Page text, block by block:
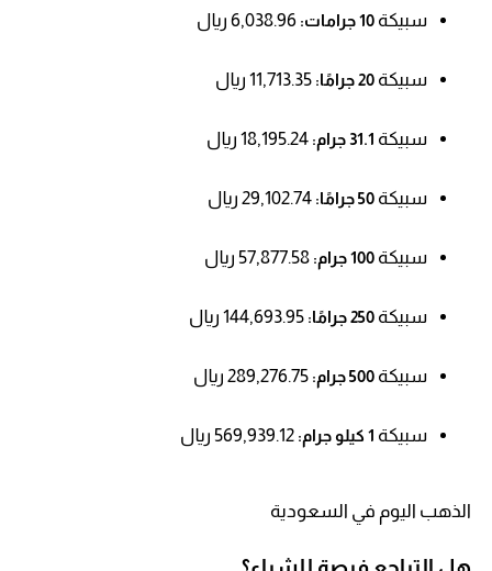
سبيكة 10 جرامات:
سبيكة 20 جرامًا:
سبيكة 31.1 جرام:
سبيكة 50 جرامًا:
سبيكة 100 جرام:
سبيكة 250 جرامًا:
سبيكة 500 جرام:
سبيكة 1 كيلو جرام:
الذهب اليوم في السعودية